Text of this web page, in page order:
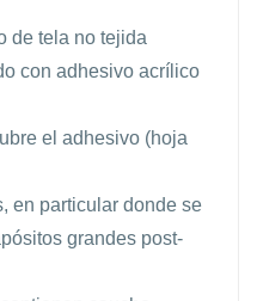
de tela no tejida
con adhesivo acrílico
el adhesivo (hoja
en particular donde se
grandes post-